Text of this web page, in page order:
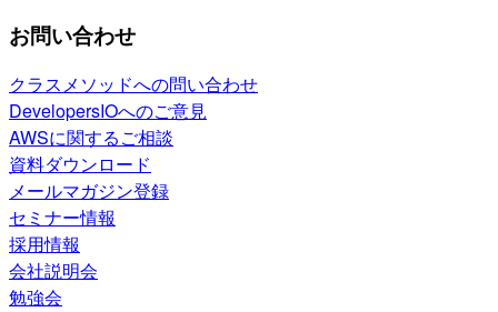
お問い合わせ
クラスメソッドへの問い合わせ
DevelopersIOへのご意見
AWSに関するご相談
資料ダウンロード
メールマガジン登録
セミナー情報
採用情報
会社説明会
勉強会